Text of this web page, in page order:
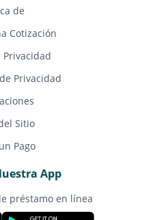
de
Cotización
Privacidad
Privacidad
Sitio
Pago
App
préstamo en línea